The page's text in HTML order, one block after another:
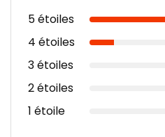
5 étoiles
4 étoiles
3 étoiles
2 étoiles
1 étoile